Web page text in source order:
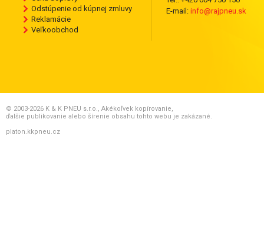
Odstúpenie od kúpnej zmluvy
Reklamácie
Veľkoobchod
E-mail: info@rajpneu.sk
© 2003-2026 K & K PNEU s.r.o., Akékoľvek kopírovanie,
ďalšie publikovanie alebo šírenie obsahu tohto webu je zakázané.
platon.kkpneu.cz